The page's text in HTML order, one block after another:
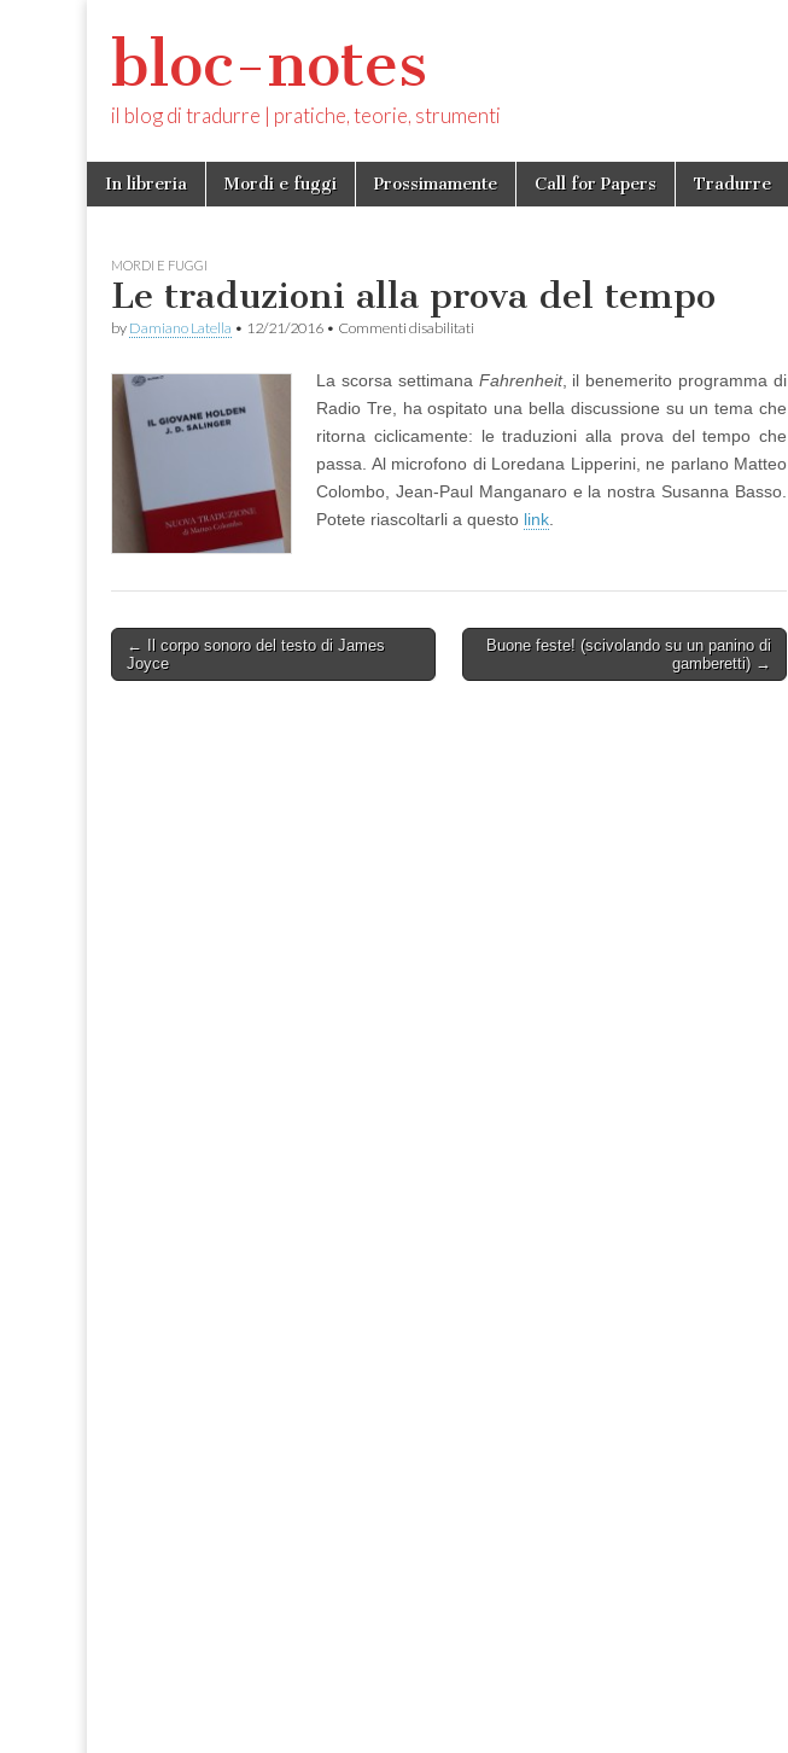
bloc-notes
il blog di tradurre | pratiche, teorie, strumenti
Main
menu
Skip
In libreria Mordi e fuggi Prossimamente Call for Papers Tradurre
MORDI E FUGGI
Le traduzioni alla prova del tempo
by Damiano Latella • 12/21/2016 • Commenti disabilitati
alla
prova
tempo
La scorsa settimana Fahrenheit, il benemerito programma di
Radio Tre, ha ospitato una bella discussione su un tema che
ritorna ciclicamente: le traduzioni alla prova del tempo che
passa. Al microfono di Loredana Lipperini, ne parlano Matteo
Colombo, Jean-Paul Manganaro e la nostra Susanna Basso.
Potete riascoltarli a questo link
Post
navigation
← Il corpo sonoro del testo di James
Joyce
Buone feste! (scivolando su un panino di
gamberetti) →